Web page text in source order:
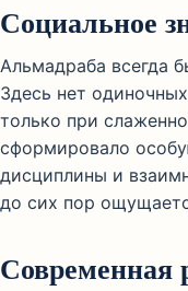
Социальное
Альмадраба всегда
Здесь нет
только при
сформировало
дисциплины и
до сих пор
Современная